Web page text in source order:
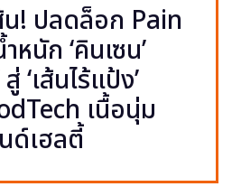
! ปลดล็อก Pain
นัก ‘คินเซน’
‘เส้นไร้แป้ง’
เนื้อนุ่ม
ด์เฮลตี้